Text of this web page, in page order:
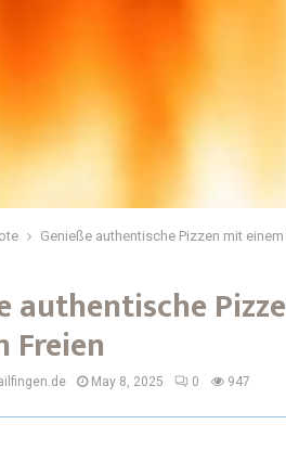
Genieße authentische Pizzen mit
authentische
Freien
May 8, 2025 0 947